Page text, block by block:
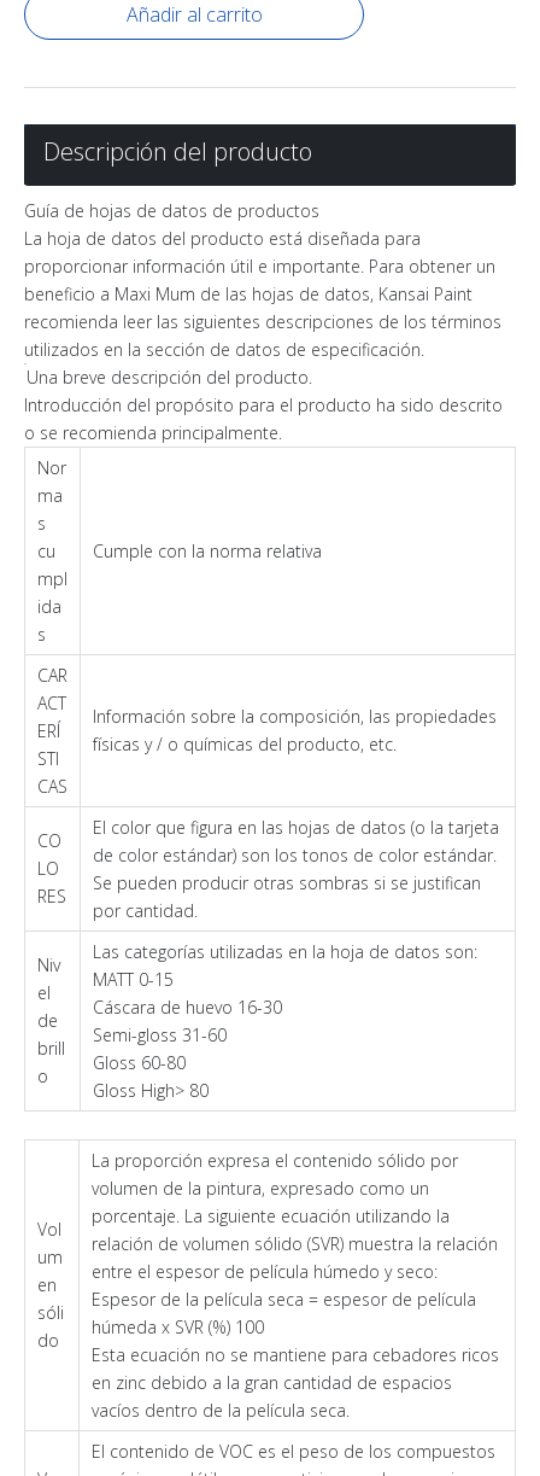
Añadir al carrito
Descripción del producto
Guía de hojas de datos de productos
La hoja de datos del producto está diseñada para
proporcionar información útil e importante. Para obtener un
beneficio a Maxi Mum de las hojas de datos, Kansai Paint
recomienda leer las siguientes descripciones de los términos
utilizados en la sección de datos de especificación.
Una breve descripción del producto.
Introducción del propósito para el producto ha sido descrito
o se recomienda principalmente.
Nor
ma
s
cu
mpl
ida
s
Cumple con la norma relativa
CAR
ACT
ERÍ
STI
CAS
Información sobre la composición, las propiedades
físicas y / o químicas del producto, etc.
CO
LO
RES
El color que figura en las hojas de datos (o la tarjeta
de color estándar) son los tonos de color estándar.
Se pueden producir otras sombras si se justifican
por cantidad.
Niv
el
de
brill
o
Las categorías utilizadas en la hoja de datos son:
MATT 0-15
Cáscara de huevo 16-30
Semi-gloss 31-60
Gloss 60-80
Gloss High> 80
Vol
um
en
sóli
do
La proporción expresa el contenido sólido por
volumen de la pintura, expresado como un
porcentaje. La siguiente ecuación utilizando la
relación de volumen sólido (SVR) muestra la relación
entre el espesor de película húmedo y seco:
Espesor de la película seca = espesor de película
húmeda x SVR (%) 100
Esta ecuación no se mantiene para cebadores ricos
en zinc debido a la gran cantidad de espacios
vacíos dentro de la película seca.
El contenido de VOC es el peso de los compuestos